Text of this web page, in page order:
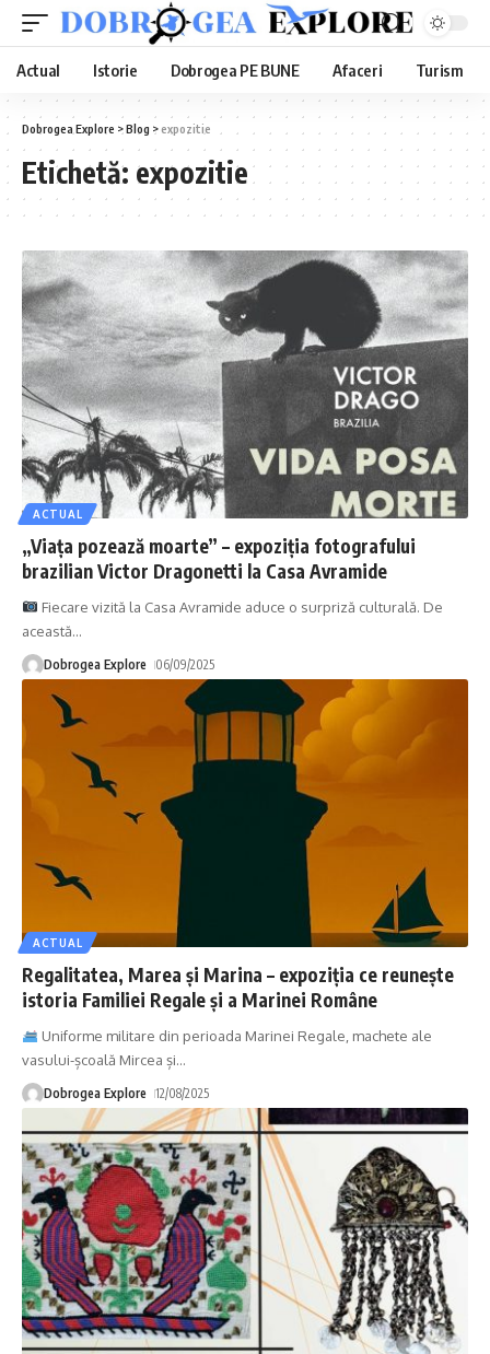
Actual Istorie Dobrogea PE BUNE Afaceri Turism
Dobrogea Explore >Blog >expozitie
Etichetă: expozitie
ACTUAL
„Viața pozează moarte” – expoziția fotografului
brazilian Victor Dragonetti la Casa Avramide
Fiecare vizită la Casa Avramide aduce o surpriză culturală. De
această…
Dobrogea Explore 06/09/2025
ACTUAL
Regalitatea, Marea și Marina – expoziția ce reunește
istoria Familiei Regale și a Marinei Române
Uniforme militare din perioada Marinei Regale, machete ale
vasului-școală Mircea și…
Dobrogea Explore 12/08/2025